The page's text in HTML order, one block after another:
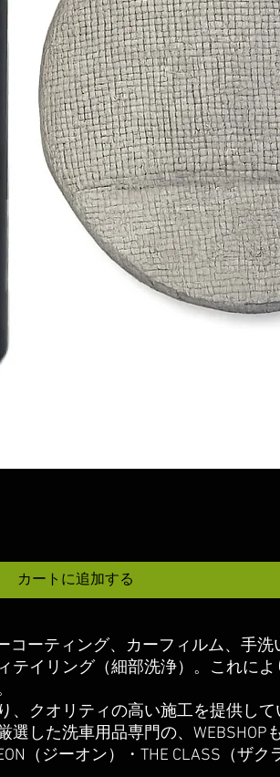
カートに追加する
コーティング、カーフィルム、手洗
イリング（細部洗浄） 。これに
、クオリティの高い施工を提供して
選した洗車用品専門の、 WEBSHOP
（ジーオン）・THE CLASS（ザク